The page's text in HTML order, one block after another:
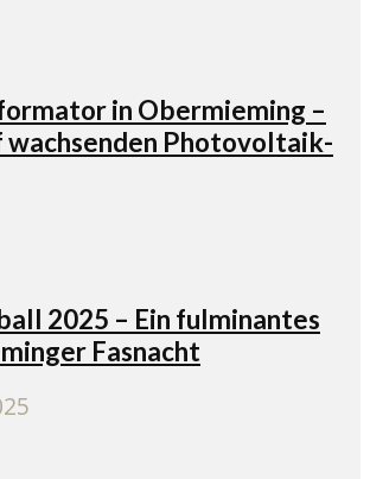
in Obermieming –
wachsenden Photovoltaik-
2025 – Ein fulminantes
Fasnacht